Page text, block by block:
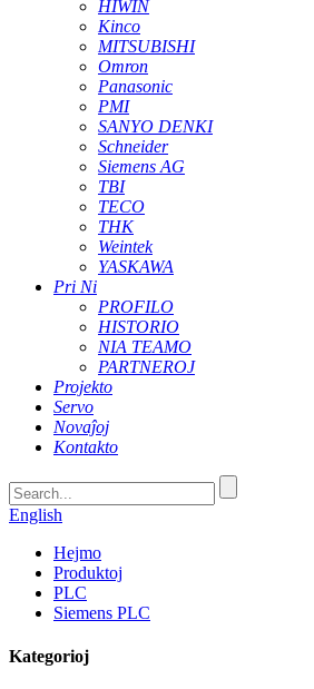
HIWIN
Kinco
MITSUBISHI
Omron
Panasonic
PMI
SANYO DENKI
Schneider
Siemens AG
TBI
TECO
THK
Weintek
YASKAWA
Pri Ni
PROFILO
HISTORIO
NIA TEAMO
PARTNEROJ
Projekto
Servo
Novaĵoj
Kontakto
English
Hejmo
Produktoj
PLC
Siemens PLC
Kategorioj